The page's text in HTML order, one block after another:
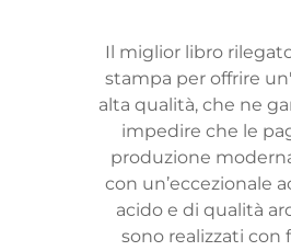
Il miglior libro
stampa per offrire
alta qualità, che ne
impedire che le
produzione
con un’eccezionale
acido e di qualità
sono realizzati con